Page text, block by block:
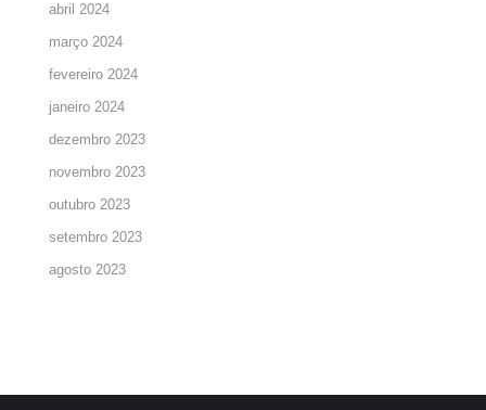
abril 2024
março 2024
fevereiro 2024
janeiro 2024
dezembro 2023
novembro 2023
outubro 2023
setembro 2023
agosto 2023